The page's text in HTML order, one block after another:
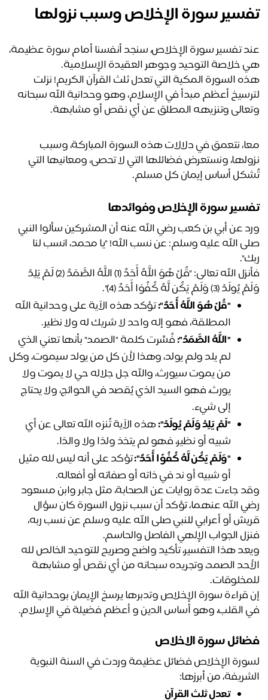
سورة الإخلاص وسبب نزولها
عند تفسير سورة الإخلاص، سنجد أنفسنا أمام سورة عظيمة،
خلاصة التوحيد وجوهر العقيدة الإسلامية.
هذه السورة المكية التي تعدل ثلث القرآن الكريم! نزلت
لترسيخ أعظم مبدأ في الإسلام، وهو وحدانية الله سبحانه
وتنزيهه المطلق عن أي نقص أو مشابهة.
معا، نتعمق في دلالات هذه السورة المباركة، وسبب
نزولها، ونستعرض فضائلها التي لا تحصى، ومعانيها التي
أساس إيمان كل مسلم.
سورة الإخلاص وفوائدها
ورد عن أبي بن كعب رضي الله عنه أن المشركين سألوا النبي
صلى الله عليه وسلم: عن نسب الله! "يا محمد، انسب لنا
فأنزل الله تعالى: "قُلْ هُوَ اللَّهُ أَحَدٌ (1) اللَّهُ الصَّمَدُ (2) لَمْ يَلِدْ
(3) وَلَمْ يَكُن لَّهُ كُفُوًا أَحَدٌ (4)".
"قُلْ هُوَ اللَّهُ أَحَدٌ":
تؤكد هذه الآية على وحدانية الله
المطلقة، فهو إله واحد لا شريك له ولا نظير.
"اللَّهُ الصَّمَدُ":
فُسِّرت كلمة "الصمد" بأنها تعني الذي
لم يلد ولم يولد، وهذا لأن كل من يولد سيموت، وكل
يورث، فهو السيد الذي يُقصد في الحوائج، ولا يحتاج
إلى شيء.
"لَمْ يَلِدْ وَلَمْ يُولَدْ":
هذه الآية تُنزه الله تعالى عن أي
شبيه أو نظير، فهو لم يتخذ ولدًا ولا والدًا.
"وَلَمْ يَكُن لَّهُ كُفُوًا أَحَدٌ":
تؤكد على أنه ليس لله مثيل
أو شبيه أو ند في ذاته أو صفاته أو أفعاله.
وقد جاءت عدة روايات عن الصحابة، مثل جابر وابن مسعود
رضي الله عنهما، تؤكد أن سبب نزول السورة كان سؤال
الجواب الإلهي الفاصل والحاسم.
ويعد هذا التفسير، تأكيد واضح وصريح للتوحيد الخالص لله
الأحد الصمد، وتجريده سبحانه من أي نقص أو مشابهة
إن قراءة سورة الإخلاص وتدبرها يرسخ الإيمان بوحدانية الله
القلب، وهو أساس الدين و أعظم فضيلة في الإسلام.
سورة الاخلاص
لسورة الإخلاص فضائل عظيمة وردت في السنة النبوية
من أبرزها:
تعدل ثلث القرآن